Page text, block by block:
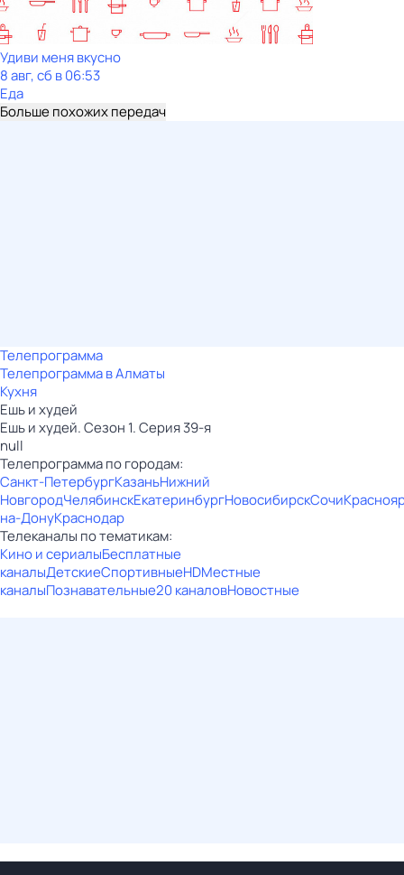
Удиви меня вкусно
8 авг, сб в 06:53
Еда
Больше похожих передач
Телепрограмма
Телепрограмма в Алматы
Кухня
Ешь и худей
Ешь и худей. Сезон 1. Серия 39-я
null
Телепрограмма по городам:
Санкт-ПетербургКазаньНижний
НовгородЧелябинскЕкатеринбургНовосибирскСочи
на-ДонуКраснодар
Телеканалы по тематикам:
Кино и сериалыБесплатные
каналыДетскиеСпортивныеHDМестные
каналыПознавательные20 каналовНовостные